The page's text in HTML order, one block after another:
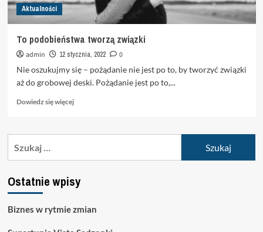
Aktualności
To podobieństwa tworzą związki
admin 12 stycznia, 2022
0
Nie oszukujmy się – pożądanie nie jest po to, by tworzyć związki
aż do grobowej deski. Pożądanie jest po to,...
Dowiedz się więcejDowiedz
o
związki
Ostatnie wpisy
Biznes w rytmie zmian